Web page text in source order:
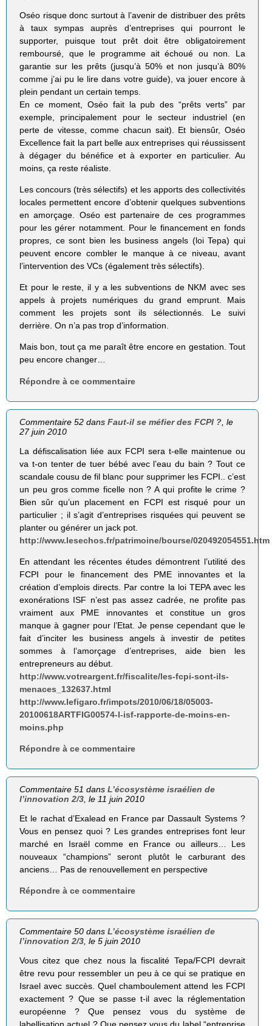
Oséo risque donc surtout à l’avenir de distribuer des prêts
à taux sympas auprès d’entreprises qui pourront le
supporter, puisque tout prêt doit être obligatoirement
remboursé, que le programme ait échoué ou non. La
garantie sur les prêts (jusqu’à 50% et non jusqu’à 80%
comme j’ai pu le lire dans votre guide), va jouer encore à
plein pendant un certain temps.
En ce moment, Oséo fait la pub des “prêts verts” par
exemple, principalement pour le secteur industriel (en
perte de vitesse, comme chacun sait). Et biensûr, Oséo
Excellence fait la part belle aux entreprises qui réussissent
à dégager du bénéfice et à exporter en particulier. Au
moins, ça reste réaliste.
Les concours (très sélectifs) et les apports des collectivités
locales permettent encore d’obtenir quelques subventions
en amorçage. Oséo est partenaire de ces programmes
pour les gérer notamment. Pour le financement en fonds
propres, ce sont bien les business angels (loi Tepa) qui
peuvent encore combler le manque à ce niveau, avant
l’intervention des VCs (également très sélectifs).
Et pour le reste, il y a les subventions de NKM avec ses
appels à projets numériques du grand emprunt. Mais
comment les projets sont ils sélectionnés. Le suivi
derrière. On n’a pas trop d’information.
Mais bon, tout ça me paraît être encore en gestation. Tout
peu encore changer…
Répondre à ce commentaire
Commentaire 52 dansFaut-il se méfier des FCPI ? , le
27 juin 2010
La défiscalisation liée aux FCPI sera t-elle maintenue ou
va t-on tenter de tuer bébé avec l’eau du bain ? Tout ce
scandale cousu de fil blanc pour supprimer les FCPI.. c’est
un peu gros comme ficelle non ? A qui profite le crime ?
Bien sûr qu’un placement en FCPI est risqué pour un
particulier ; il s’agit d’entreprises risquées qui peuvent se
planter ou générer un jack pot.
http://www.lesechos.fr/patrimoine/bourse/020492054551.htm
En attendant les récentes études démontrent l’utilité des
FCPI pour le financement des PME innovantes et la
création d’emplois directs. Par contre la loi TEPA avec les
exonérations ISF n’est pas assez cadrée, ne profite pas
vraiment aux PME innovantes et constitue un gros
manque à gagner pour l’Etat. Je pense cependant que le
fait d’inciter les business angels à investir de petites
sommes à l’amorçage d’entreprises, aide bien les
entrepreneurs au début.
http://www.votreargent.fr/fiscalite/les-fcpi-sont-ils-
menaces_132637.html
http://www.lefigaro.fr/impots/2010/06/18/05003-
20100618ARTFIG00574-l-isf-rapporte-de-moins-en-
moins.php
Répondre à ce commentaire
Commentaire 51 dansL’écosystème israélien de
l’innovation 2/3 , le 11 juin 2010
Et le rachat d’Exalead en France par Dassault Systems ?
Vous en pensez quoi ? Les grandes entreprises font leur
marché en Israël comme en France ou ailleurs… Les
nouveaux “champions” seront plutôt le carburant des
anciens… Pas de renouvellement en perspective
Répondre à ce commentaire
Commentaire 50 dansL’écosystème israélien de
l’innovation 2/3 , le 5 juin 2010
Vous citez que chez nous la fiscalité Tepa/FCPI devrait
être revu pour ressembler un peu à ce qui se pratique en
Israel avec succès. Quel chamboulement attend les FCPI
exactement ? Que se passe t-il avec la réglementation
européenne ? Que pensez vous du système de